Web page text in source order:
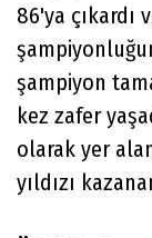
86'ya çıkardı
şampiyon
kez zafer
olarak yer
yıldızı